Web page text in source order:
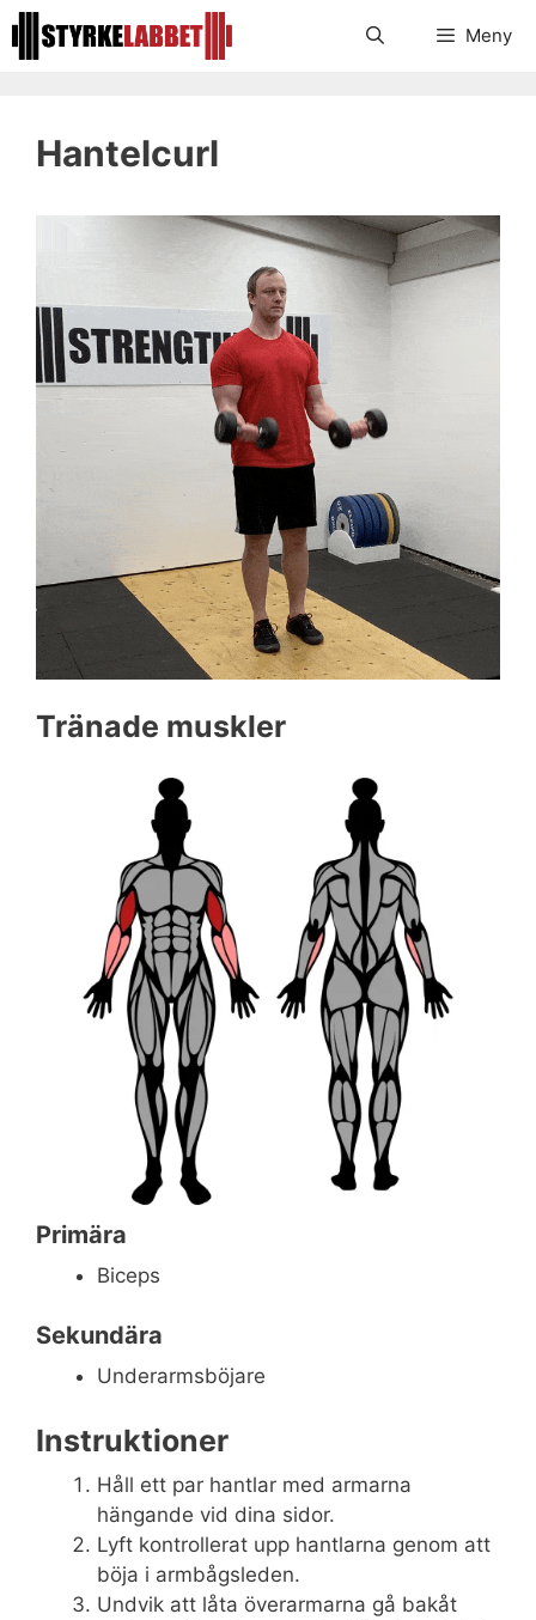
Hoppa
till
Meny
Hantelcurl
Tränade muskler
Primära
Biceps
Sekundära
Underarmsböjare
Instruktioner
Håll ett par hantlar med armarna
hängande vid dina sidor.
Lyft kontrollerat upp hantlarna genom att
böja i armbågsleden.
Undvik att låta överarmarna gå bakåt